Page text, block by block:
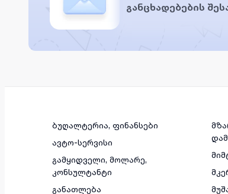
განცხადებების
ბუღალტერია, ფინანსები
ავტო-სერვისი
გამყიდველი, მოლარე,
კონსულტანტი
განათლება